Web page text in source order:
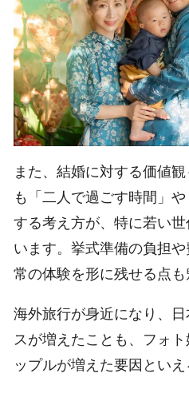
また、結婚に対する価値
も「二人で過ごす時間」
する考え方が、特に若い
います。挙式準備の負担
常の体験を形に残せる点も
海外旅行が身近になり、
スが増えたことも、フォ
ップルが増えた要因といえ